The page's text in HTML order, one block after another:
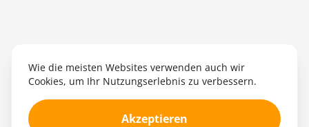
Wie die meisten Websites verwenden auch wir
Cookies, um Ihr Nutzungserlebnis zu verbessern.
Akzeptieren